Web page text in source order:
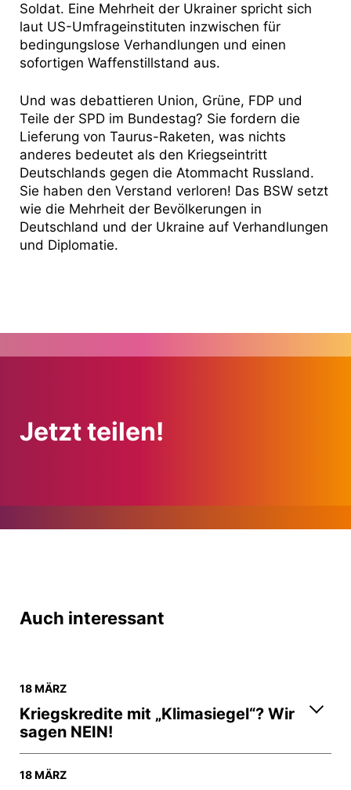
Soldat. Eine Mehrheit der Ukrainer spricht sich
laut US-Umfrageinstituten inzwischen für
bedingungslose Verhandlungen und einen
sofortigen Waffenstillstand aus.
Und was debattieren Union, Grüne, FDP und
Teile der SPD im Bundestag? Sie fordern die
Lieferung von Taurus-Raketen, was nichts
anderes bedeutet als den Kriegseintritt
Deutschlands gegen die Atommacht Russland.
Sie haben den Verstand verloren! Das BSW setzt
wie die Mehrheit der Bevölkerungen in
Deutschland und der Ukraine auf Verhandlungen
und Diplomatie.
Jetzt teilen!
Auch interessant
18 MÄRZ
Kriegskredite mit „Klimasiegel“? Wir
sagen NEIN!
18 MÄRZ